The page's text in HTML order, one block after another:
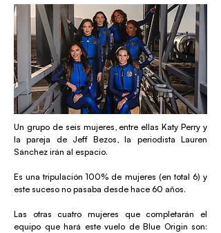
Un grupo de seis mujeres, entre ellas Katy Perry y
la pareja de Jeff Bezos, la periodista Lauren
Sánchez irán al espacio.
Es una tripulación 100% de mujeres (en total 6) y
este suceso no pasaba desde hace 60 años.
Las otras cuatro mujeres que completarán el
equipo que hará este vuelo de Blue Origin son: